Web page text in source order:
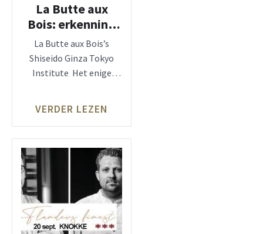
La Butte aux
Bois: erkenning
officieel Shiseido
Instituut.
La Butte aux Bois’s
Shiseido Ginza Tokyo
Institute Het enige
VERDER LEZEN